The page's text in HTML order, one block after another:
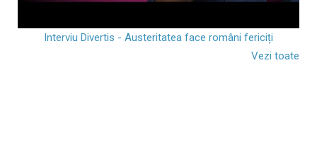
Interviu Divertis - Austeritatea face români fericiți
Vezi toate